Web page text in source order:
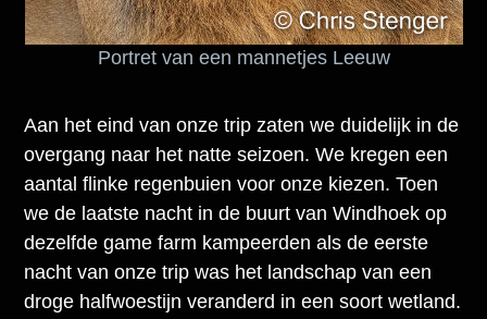
Portret van een mannetjes Leeuw
Aan het eind van onze trip zaten we duidelijk in de
overgang naar het natte seizoen. We kregen een
aantal flinke regenbuien voor onze kiezen. Toen
we de laatste nacht in de buurt van Windhoek op
dezelfde game farm kampeerden als de eerste
nacht van onze trip was het landschap van een
droge halfwoestijn veranderd in een soort wetland.